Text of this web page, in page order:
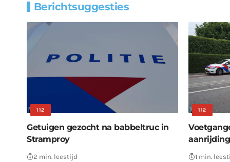
Berichtsuggesties
112
Getuigen gezocht na babbeltruc in
Stramproy
2 min. leestijd
112
1 min.